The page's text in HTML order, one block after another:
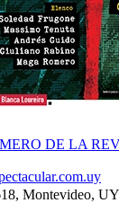
DE LA
Montevideo, UY